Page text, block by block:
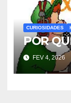
CURIOSIDADES
POR
FEV 4, 2026